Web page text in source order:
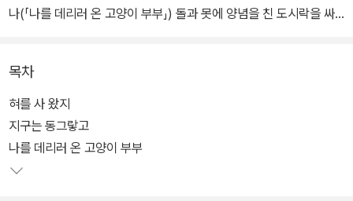
나(「나를 데리러 온 고양이 부부」) 돌과 못에 양념을 친 도시락을 싸
현실과 비현실은 능청스럽게 중첩되어 있고, 무책임한 낙관 대신 삶
을 추동하는 씨앗 같은 희망이 있으며, 기묘한 경험임에도 공감할 수
밖에 없는 보편의 진실이 있다. 그리고 이 모든 것의 시발점과 중심에
는 아이들이 있다. 끊임없이 하나의 세계를 벗고 또 하나의 세계로 들
목차
혀를 사 왔지
지구는 동그랗고
나를 데리러 온 고양이 부부